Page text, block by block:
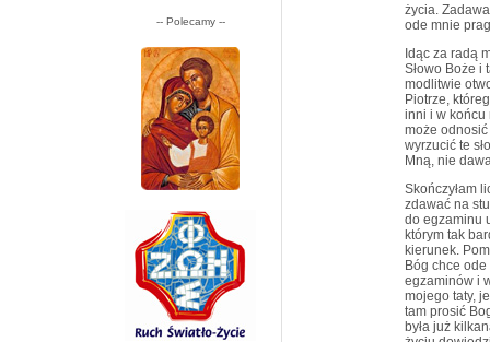
-- Polecamy --
życia.
ode mnie
Idąc za radą
Słowo Boże i
modlitwie
Piotrze,
inni i w końcu
może odnosić
wyrzucić te
Mną, nie
Skończyłam
zdawać na
do egzaminu
którym tak
kierunek.
Bóg chce
egzaminów i
mojego taty,
tam prosić
była już